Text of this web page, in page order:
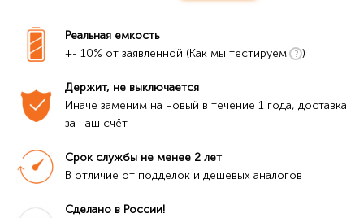
Реальная емкость
+- 10% от заявленной (Как мы тестируем
)
Держит, не выключается
Иначе заменим на новый в течение 1 года, доставка
за наш счёт
Срок службы не менее 2 лет
В отличие от подделок и дешевых аналогов
Сделано в России!